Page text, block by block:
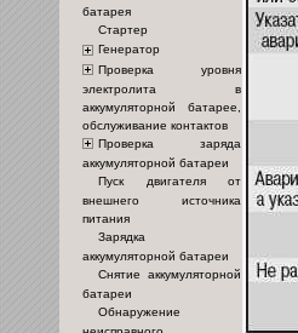
батарея
Стартер
Генератор
Проверка уровня
электролита в
аккумуляторной батарее,
обслуживание контактов
Проверка заряда
аккумуляторной батареи
Пуск двигателя от
внешнего источника
питания
Зарядка
аккумуляторной батареи
Снятие аккумуляторной
батареи
Обнаружение